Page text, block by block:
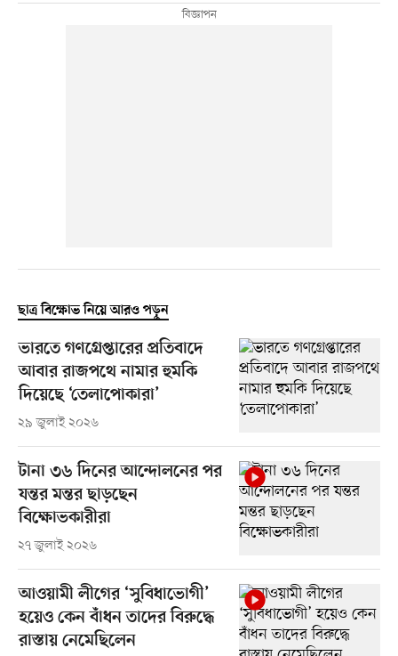
ছাত্র বিক্ষোভ নিয়ে আরও পড়ুন
ভারতে গণগ্রেপ্তারের প্রতিবাদে
আবার রাজপথে নামার হুমকি
দিয়েছে ‘তেলাপোকারা’
২৯ জুলাই ২০২৬
টানা ৩৬ দিনের আন্দোলনের পর
যন্তর মন্তর ছাড়ছেন
বিক্ষোভকারীরা
২৭ জুলাই ২০২৬
আওয়ামী লীগের ‘সুবিধাভোগী’
হয়েও কেন বাঁধন তাদের বিরুদ্ধে
রাস্তায় নেমেছিলেন